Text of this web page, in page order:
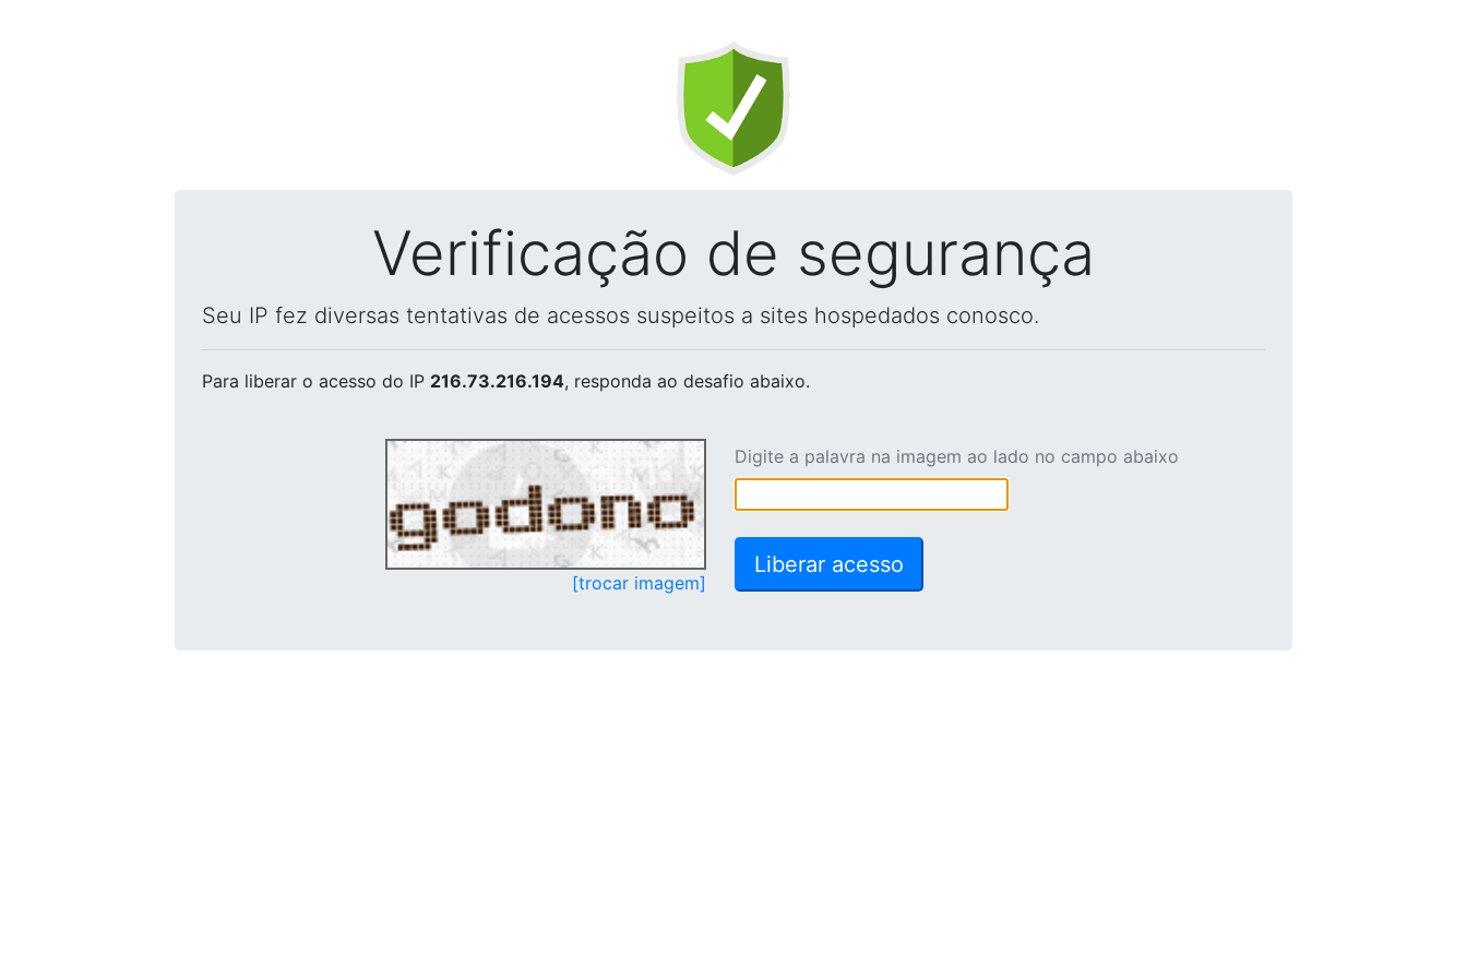
Verificação de segurança
Seu IP fez diversas tentativas de acessos suspeitos a sites hospedados conosco.
Para liberar o acesso do IP 216.73.216.194, responda ao desafio abaixo.
[trocar imagem]
Digite a palavra na imagem ao lado no campo abaixo